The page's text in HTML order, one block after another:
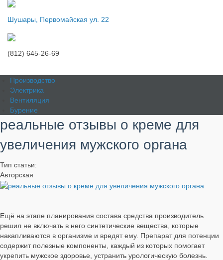
Шушары, Первомайская ул. 22
(812) 645-26-69
Производство
Электрика
Вентиляция
Бурение
реальные отзывы о креме для
увеличения мужского органа
Тип статьи:
Авторская
Ещё на этапе планирования состава средства производитель
решил не включать в него синтетические вещества, которые
накапливаются в организме и вредят ему. Препарат для потенции
содержит полезные компоненты, каждый из которых помогает
укрепить мужское здоровье, устранить урологическую болезнь.